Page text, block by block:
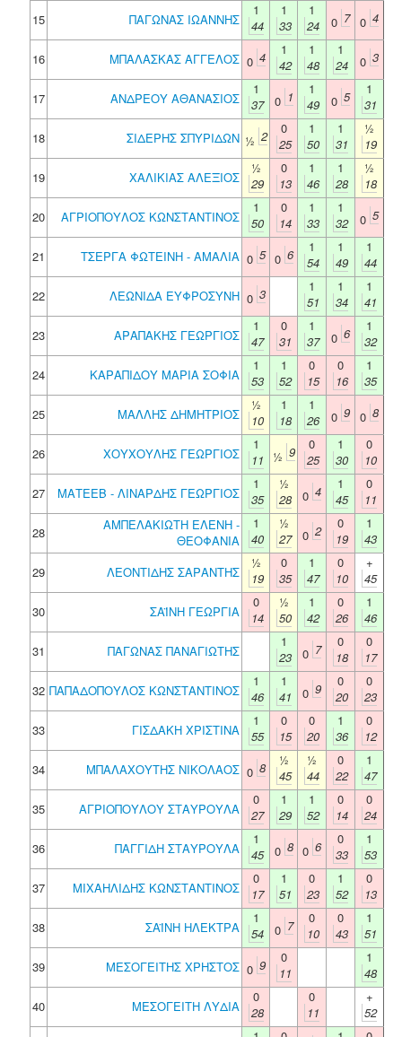
15 ΠΑΓΩΝΑΣ ΙΩΑΝΝΗΣ
1
44
1
33
1
24
0 7 0 4
16 ΜΠΑΛΑΣΚΑΣ ΑΓΓΕΛΟΣ 0 4
1
42
1
48
1
24
0 3
17 ΑΝΔΡΕΟΥ ΑΘΑΝΑΣΙΟΣ
1
37
0 1
1
49
0 5
1
31
18
ΣΙΔΕΡΗΣ ΣΠΥΡΙΔΩΝ ½ 2
0
25
1
50
1
31
½
19
19
ΧΑΛΙΚΙΑΣ ΑΛΕΞΙΟΣ
½
29
0
13
1
46
1
28
½
18
20
ΑΓΡΙΟΠΟΥΛΟΣ ΚΩΝΣΤΑΝΤΙΝΟΣ
1
50
0
14
1
33
1
32
0 5
21 ΤΣΕΡΓΑ ΦΩΤΕΙΝΗ - ΑΜΑΛΙΑ 0 5 0 6
1
54
1
49
1
44
22
ΛΕΩΝΙΔΑ ΕΥΦΡΟΣΥΝΗ 0 3
1
51
1
34
1
41
23
ΑΡΑΠΑΚΗΣ ΓΕΩΡΓΙΟΣ
1
47
0
31
1
37
0 6
1
32
24
ΚΑΡΑΠΙΔΟΥ ΜΑΡΙΑ ΣΟΦΙΑ
1
53
1
52
0
15
0
16
1
35
25
ΜΑΛΛΗΣ ΔΗΜΗΤΡΙΟΣ
½
10
1
18
1
26
0 9 0 8
26 ΧΟΥΧΟΥΛΗΣ ΓΕΩΡΓΙΟΣ
1
11
½ 9
0
25
1
30
0
10
27
ΜΑΤΕΕΒ - ΛΙΝΑΡΔΗΣ ΓΕΩΡΓΙΟΣ
1
35
½
28
0 4
1
45
0
11
28
ΑΜΠΕΛΑΚΙΩΤΗ ΕΛΕΝΗ -
ΘΕΟΦΑΝΙΑ
1
40
½
27
0 2
0
19
1
43
29
ΛΕΟΝΤΙΔΗΣ ΣΑΡΑΝΤΗΣ
½
19
0
35
1
47
0
10
+
45
30
ΣΑΪΝΗ ΓΕΩΡΓΙΑ
0
14
½
50
1
42
0
26
1
46
31
ΠΑΓΩΝΑΣ ΠΑΝΑΓΙΩΤΗΣ
1
23
0 7
0
18
0
17
32 ΠΑΠΑΔΟΠΟΥΛΟΣ ΚΩΝΣΤΑΝΤΙΝΟΣ
1
46
1
41
0 9
0
20
0
23
33
ΓΙΣΔΑΚΗ ΧΡΙΣΤΙΝΑ
1
55
0
15
0
20
1
36
0
12
34
ΜΠΑΛΑΧΟΥΤΗΣ ΝΙΚΟΛΑΟΣ 0 8
½
45
½
44
0
22
1
47
35
ΑΓΡΙΟΠΟΥΛΟΥ ΣΤΑΥΡΟΥΛΑ
0
27
1
29
1
52
0
14
0
24
36
ΠΑΓΓΙΔΗ ΣΤΑΥΡΟΥΛΑ
1
45
0 8 0 6
0
33
1
53
37
ΜΙΧΑΗΛΙΔΗΣ ΚΩΝΣΤΑΝΤΙΝΟΣ
0
17
1
51
0
23
1
52
0
13
38
ΣΑΪΝΗ ΗΛΕΚΤΡΑ
1
54
0 7
0
10
0
43
1
51
39
ΜΕΣΟΓΕΙΤΗΣ ΧΡΗΣΤΟΣ 0 9
0
11
1
48
40
ΜΕΣΟΓΕΙΤΗ ΛΥΔΙΑ
0
28
0
11
+
52